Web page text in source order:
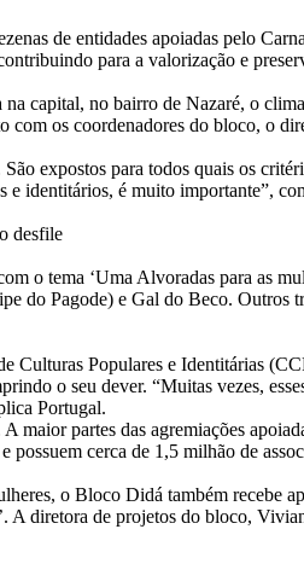
de entidades apoiadas pelo
para a valorização e
capital, no bairro de Nazaré, o
com os coordenadores do bloco, o
expostos para todos quais os
e identitários, é muito importante”,
desfile
o tema ‘Uma Alvoradas para as
do Pagode) e Gal do Beco. Outros
Culturas Populares e Identitárias
o seu dever. “Muitas vezes,
Portugal.
maior partes das agremiações
possuem cerca de 1,5 milhão de
o Bloco Didá também recebe
A diretora de projetos do bloco,